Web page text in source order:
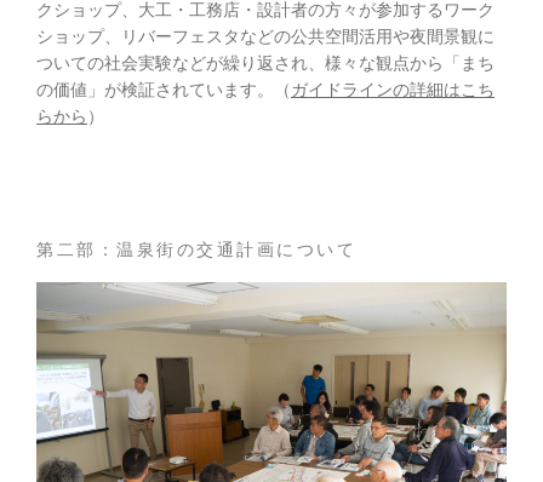
クショップ、大工・工務店・設計者の方々が参加するワーク
ショップ、リバーフェスタなどの公共空間活用や夜間景観に
ついての社会実験などが繰り返され、様々な観点から「まち
の価値」が検証されています。（ ガイドラインの詳細はこち
らから ）
第二部：温泉街の交通計画について